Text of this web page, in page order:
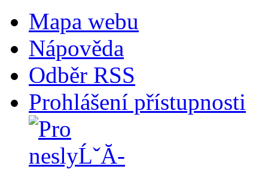
Mapa webu
Nápověda
Odběr RSS
Prohlášení přístupnosti